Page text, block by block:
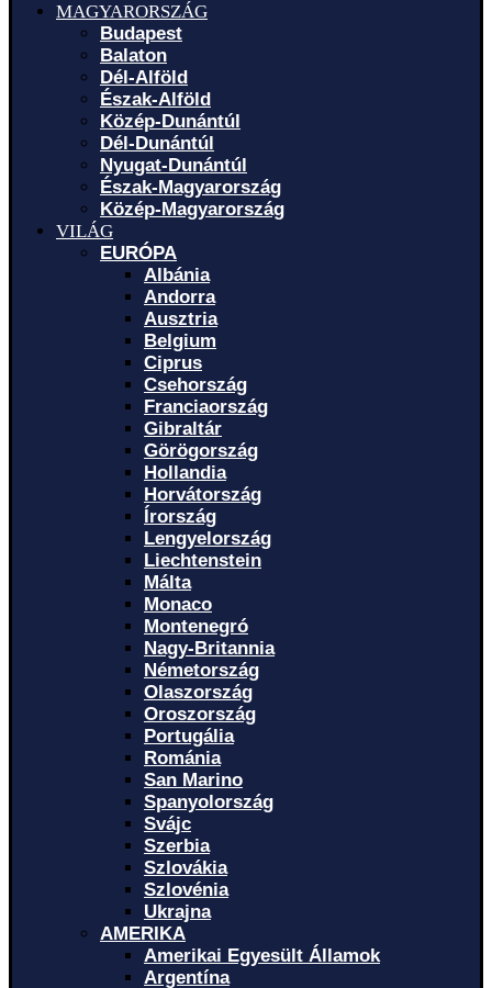
MAGYARORSZÁG
Budapest
Balaton
Dél-Alföld
Észak-Alföld
Közép-Dunántúl
Dél-Dunántúl
Nyugat-Dunántúl
Észak-Magyarország
Közép-Magyarország
VILÁG
EURÓPA
Albánia
Andorra
Ausztria
Belgium
Ciprus
Csehország
Franciaország
Gibraltár
Görögország
Hollandia
Horvátország
Írország
Lengyelország
Liechtenstein
Málta
Monaco
Montenegró
Nagy-Britannia
Németország
Olaszország
Oroszország
Portugália
Románia
San Marino
Spanyolország
Svájc
Szerbia
Szlovákia
Szlovénia
Ukrajna
AMERIKA
Amerikai Egyesült Államok
Argentína